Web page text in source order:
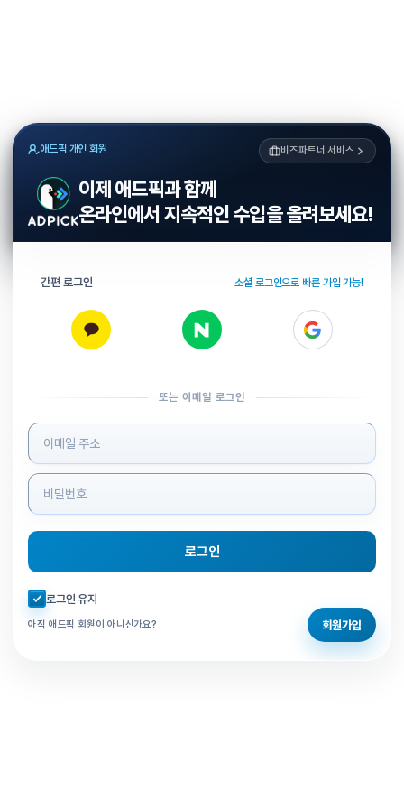
애드픽 개인 회원 비즈파트너 서비스
이제 애드픽과 함께
온라인에서 지속적인 수입을 올려보세요!
간편 로그인 소셜 로그인으로 빠른 가입 가능!
또는 이메일 로그인
로그인 정보 입력
로그인
자동로그인 체크
로그인 유지
아직 애드픽 회원이 아니신가요? 회원가입